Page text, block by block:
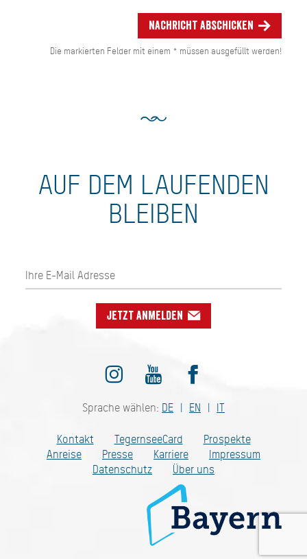
Nachricht abschicken
Die markierten Felder mit einem * müssen ausgefüllt werden!
AUF DEM LAUFENDEN
BLEIBEN
Jetzt anmelden
Sprache wählen: DE EN IT
Kontakt TegernseeCard
Prospekte
Anreise
Presse Karriere
Impressum
Datenschutz
Über uns